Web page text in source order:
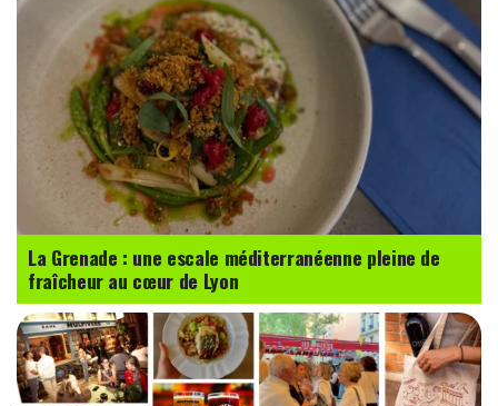
La Grenade : une escale méditerranéenne pleine de
fraîcheur au cœur de Lyon